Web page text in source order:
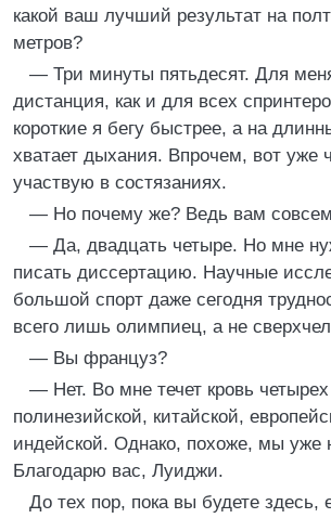
какой ваш лучший результат на
метров?
— Три минуты пятьдесят. Для
дистанция, как и для всех
короткие я бегу быстрее, а на
хватает дыхания. Впрочем, вот уже
участвую в состязаниях.
— Но почему же? Ведь вам совсем
— Да, двадцать четыре. Но мне
писать диссертацию. Научные
большой спорт даже сегодня
всего лишь олимпиец, а не
— Вы француз?
— Нет. Во мне течет кровь
полинезийской, китайской,
индейской. Однако, похоже, мы уже
Благодарю вас, Луиджи.
До тех пор, пока вы будете здесь,